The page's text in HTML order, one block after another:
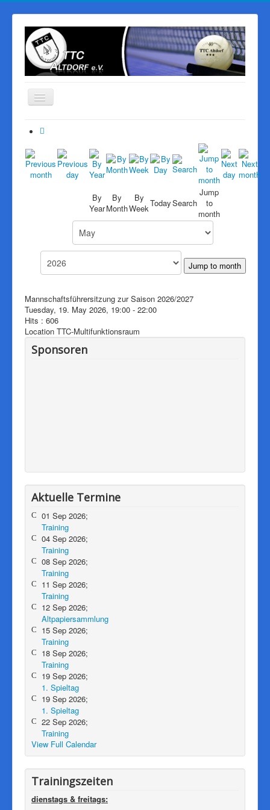
Navigation
an/aus
Start
Der Verein
Mannschaften
Galerie
Downloads
Pressearchiv
Herzlich willkommen auf der
Internetseite von Südbadens
By
Year
By
Month
By
WeekTodaySearch
Jump
to
month
Jump to month
Mannschaftsführersitzung zur Saison 2026/2027
Tuesday, 19. May 2026, 19:00 - 22:00
Hits : 606
Location TTC-Multifunktionsraum
Sponsoren
Aktuelle Termine
01 Sep 2026;
Training
04 Sep 2026;
Training
08 Sep 2026;
Training
11 Sep 2026;
Training
12 Sep 2026;
Altpapiersammlung
15 Sep 2026;
Training
18 Sep 2026;
Training
19 Sep 2026;
1. Spieltag
19 Sep 2026;
1. Spieltag
22 Sep 2026;
Training
View Full Calendar
Trainingszeiten
dienstags & freitags: